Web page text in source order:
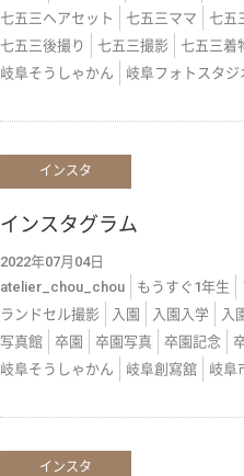
七五三ヘアセット
七五三ママ 七五
七五三後撮り
七五三撮影 七五三着
岐阜そうしゃかん
岐阜フォトスタジ
インスタ
インスタグラム
2022年07月04日
atelier_chou_chou
もうすぐ1年生
ランドセル撮影
入園 入園入学 入
写真館
卒園 卒園写真 卒園記念
岐阜そうしゃかん
岐阜創寫舘 岐阜
インスタ